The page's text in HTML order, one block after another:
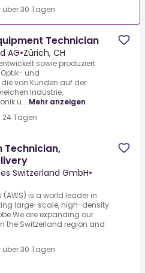
über 30 Tagen
Technician
AG•Zürich, CH
sowie produziert
und
von Kunden auf der
Industrie,
u... Mehr anzeigen
24 Tagen
Technician,
Switzerland GmbH•
(AWS) is a world leader in
large-scale, high-density
are expanding our
the Switzerland region and
über 30 Tagen